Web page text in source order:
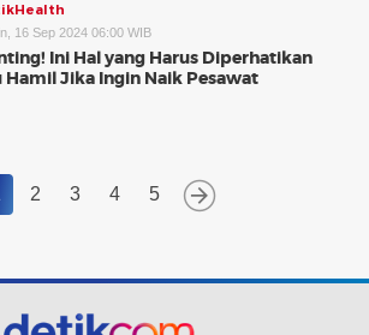
16 Sep 2024 06:00 WIB
Ini Hal yang Harus Diperhatikan
Hamil Jika Ingin Naik Pesawat
2 3 4 5